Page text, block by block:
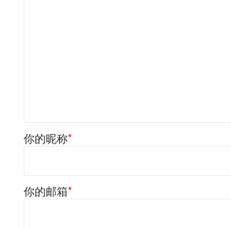
你的昵称*
你的邮箱*